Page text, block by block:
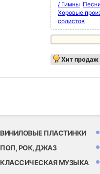
/ Гимны
Хоровые
солистов
Хит продаж
ВИНИЛОВЫЕ ПЛАСТИНКИ
ПОП, РОК, ДЖАЗ
КЛАССИЧЕСКАЯ МУЗЫКА